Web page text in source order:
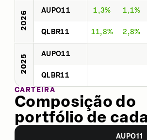
2026 AUPO11 1,3% 1,1%
QLBR11 11,8% 2,8%
2025 AUPO11
QLBR11
CARTEIRA
Composição do
portfólio de
AUPO11